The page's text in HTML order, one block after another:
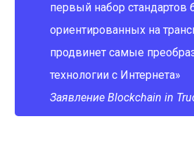
первый набор стандартов
ориентированных на
продвинет самые
технологии с Интернета»
Заявление Blockchain in